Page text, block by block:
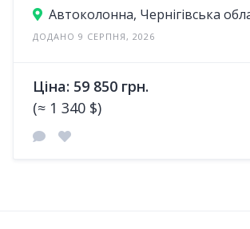
ДОДАНО 9 СЕРПНЯ, 2026
Ціна: 59 850 грн.
(≈ 1 340 $)